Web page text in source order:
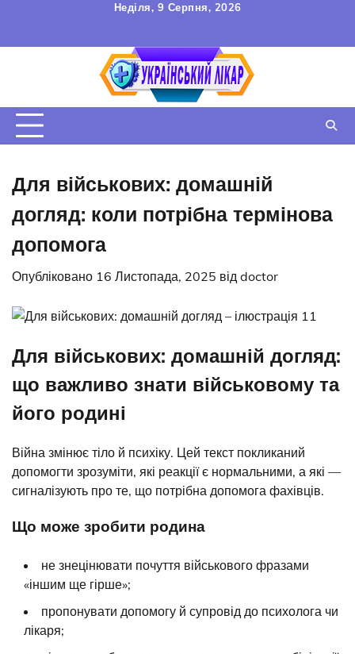
вмісту
Неділя, 9 Серпня, 2026
КОРИСТУВАЧА
Для військових: домашній
догляд: коли потрібна термінова
допомога
Опубліковано 16 Листопада, 2025 від doctor
Для військових: домашній догляд:
що важливо знати військовому та
його родині
Війна змінює тіло й психіку. Цей текст покликаний
допомогти зрозуміти, які реакції є нормальними, а які —
сигналізують про те, що потрібна допомога фахівців.
Що може зробити родина
не знецінювати почуття військового фразами
«іншим ще гірше»;
пропонувати допомогу й супровід до психолога чи
лікаря;